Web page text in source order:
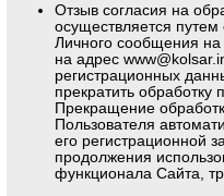
Отзыв согласия на
осуществляется
Личного сообщения на
на адрес
регистрационных
прекратить обработку
Прекращение
Пользователя
его регистрационной
продолжения
функционала Сайта,